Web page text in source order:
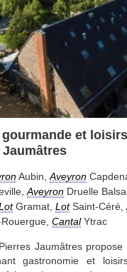
et
Aubin, Aveyron
Aveyron Druelle
Gramat, LotSaint-Céré,
CantalYtrac
Jaumâtres propose
gastronomie et